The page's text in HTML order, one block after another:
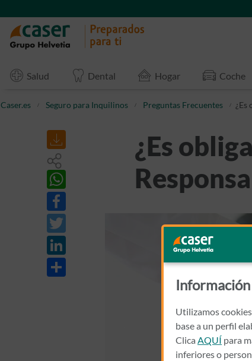
Salud Dental Hogar Coche
Caser.es Seguro para Inquilinos Preguntas Frecuentes ¿Es
¿Es
Utilizamos
base a un perfil
Clica AQUÍ para
inferiores o